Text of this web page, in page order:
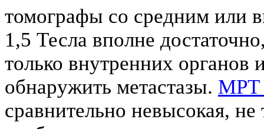
томографы со средним или
1,5 Тесла вполне
только внутренних органов
обнаружить метастазы. МРТ
сравнительно невысокая,